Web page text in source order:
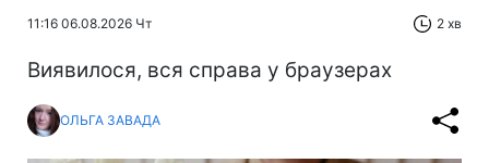
11:16 06.08.2026 Чт 2 хв
Виявилося, вся справа у браузерах
ОЛЬГА ЗАВАДА